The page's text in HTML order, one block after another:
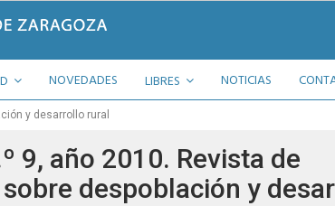
NOVEDADES LIBRES NOTICIAS
y desarrollo rural
9, año 2010. Revista de
despoblación y